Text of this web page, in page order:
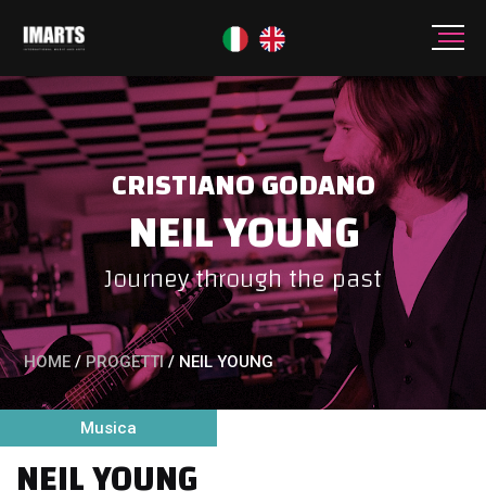
CRISTIANO GODANO
NEIL YOUNG
Journey through the past
HOME / PROGETTI / NEIL YOUNG
Musica
NEIL YOUNG